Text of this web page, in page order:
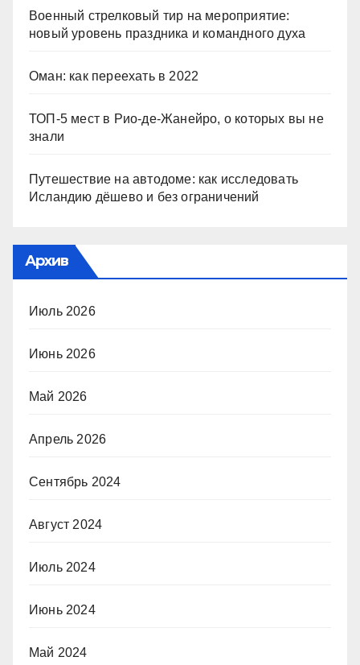
Военный стрелковый тир на мероприятие:
новый уровень праздника и командного духа
Оман: как переехать в 2022
ТОП-5 мест в Рио-де-Жанейро, о которых вы не
знали
Путешествие на автодоме: как исследовать
Исландию дёшево и без ограничений
Архив
Июль 2026
Июнь 2026
Май 2026
Апрель 2026
Сентябрь 2024
Август 2024
Июль 2024
Июнь 2024
Май 2024